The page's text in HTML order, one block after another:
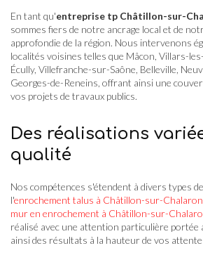
En tant qu'entreprise tp Châtillon-sur-
sommes fiers de notre ancrage local et de
approfondie de la région. Nous intervenons
localités voisines telles que Mâcon, Villars-
Écully, Villefranche-sur-Saône, Belleville,
Georges-de-Reneins, offrant ainsi une
vos projets de travaux publics.
Des réalisations
qualité
Nos compétences s'étendent à divers types
l'enrochement talus à Châtillon-sur-
mur en enrochement à Châtillon-sur-
réalisé avec une attention particulière portée
ainsi des résultats à la hauteur de vos